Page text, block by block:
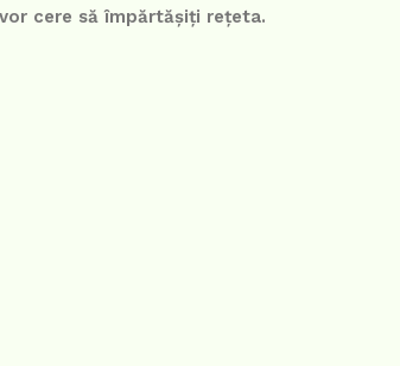
cere să împărtășiți rețeta.